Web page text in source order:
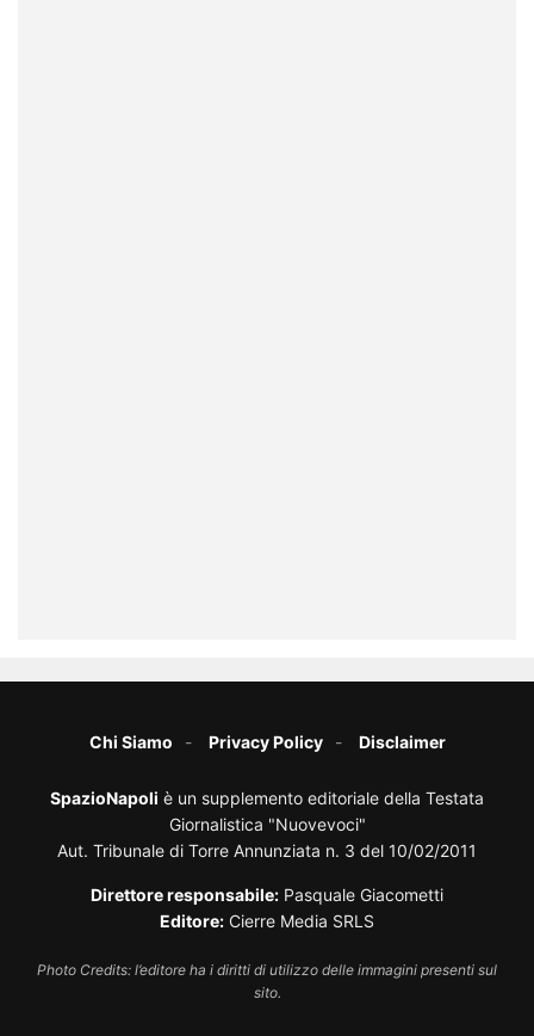
Chi Siamo Privacy Policy Disclaimer
SpazioNapoli è un supplemento editoriale della Testata
Giornalistica "Nuovevoci"
Aut. Tribunale di Torre Annunziata n. 3 del 10/02/2011
Direttore responsabile: Pasquale Giacometti
Editore: Cierre Media SRLS
Photo Credits: l’editore ha i diritti di utilizzo delle immagini presenti sul
sito.